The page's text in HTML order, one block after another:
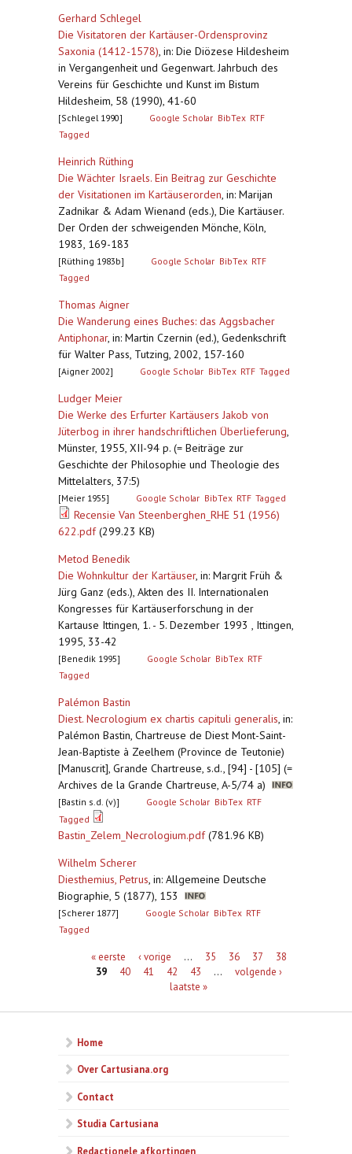
Gerhard Schlegel
Die Visitatoren der Kartäuser-Ordensprovinz
Saxonia (1412-1578), in: Die Diözese Hildesheim
in Vergangenheit und Gegenwart. Jahrbuch des
Vereins für Geschichte und Kunst im Bistum
Hildesheim, 58 (1990), 41-60
[Schlegel 1990] Google Scholar BibTex RTF
Tagged
Heinrich Rüthing
Die Wächter Israels. Ein Beitrag zur Geschichte
der Visitationen im Kartäuserorden, in: Marijan
Zadnikar & Adam Wienand (eds.), Die Kartäuser.
Der Orden der schweigenden Mönche, Köln,
1983, 169-183
[Rüthing 1983b] Google Scholar BibTex RTF
Tagged
Thomas Aigner
Die Wanderung eines Buches: das Aggsbacher
Antiphonar, in: Martin Czernin (ed.), Gedenkschrift
für Walter Pass, Tutzing, 2002, 157-160
[Aigner 2002] Google Scholar BibTex RTF Tagged
Ludger Meier
Die Werke des Erfurter Kartäusers Jakob von
Jüterbog in ihrer handschriftlichen Überlieferung,
Münster, 1955, XII-94 p. (= Beiträge zur
Geschichte der Philosophie und Theologie des
Mittelalters, 37:5)
[Meier 1955] Google Scholar BibTex RTF Tagged
Recensie Van Steenberghen_RHE 51 (1956)
622.pdf(299.23 KB)
Metod Benedik
Die Wohnkultur der Kartäuser, in: Margrit Früh &
Jürg Ganz (eds.), Akten des II. Internationalen
Kongresses für Kartäuserforschung in der
Kartause Ittingen, 1. - 5. Dezember 1993 , Ittingen,
1995, 33-42
[Benedik 1995] Google Scholar BibTex RTF
Tagged
Palémon Bastin
Diest. Necrologium ex chartis capituli generalis, in:
Palémon Bastin, Chartreuse de Diest Mont-Saint-
Jean-Baptiste à Zeelhem (Province de Teutonie)
[Manuscrit], Grande Chartreuse, s.d., [94] - [105] (=
Archives de la Grande Chartreuse, A-5/74 a)
[Bastin s.d. (v)] Google Scholar BibTex RTF
Tagged
Bastin_Zelem_Necrologium.pdf(781.96 KB)
Wilhelm Scherer
Diesthemius, Petrus, in: Allgemeine Deutsche
Biographie, 5 (1877), 153
[Scherer 1877] Google Scholar BibTex RTF
Tagged
Pagina's« eerste ‹ vorige … 35 36 37
38
39
40 41 42 43 …
volgende ›
laatste »
Home
Over Cartusiana.org
Contact
Studia Cartusiana
Redactionele afkortingen